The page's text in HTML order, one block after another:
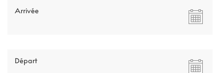
Arrivée
Départ